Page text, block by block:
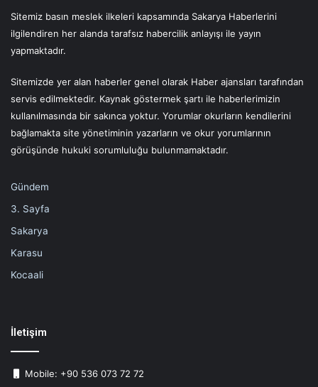
Sitemiz basın meslek ilkeleri kapsamında Sakarya Haberlerini
ilgilendiren her alanda tarafsız habercilik anlayışı ile yayın
yapmaktadır.
Sitemizde yer alan haberler genel olarak Haber ajansları tarafından
servis edilmektedir. Kaynak göstermek şartı ile haberlerimizin
kullanılmasında bir sakınca yoktur. Yorumlar okurların kendilerini
bağlamakta site yönetiminin yazarların ve okur yorumlarının
görüşünde hukuki sorumluluğu bulunmamaktadır.
Gündem
3. Sayfa
Sakarya
Karasu
Kocaali
İletişim
Mobile: +90 536 073 72 72